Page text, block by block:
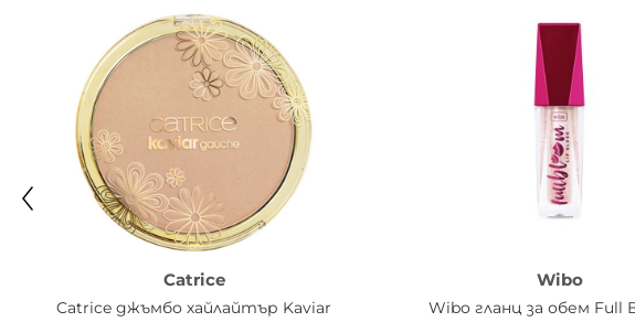
Catrice
Catrice джъмбо хайлайтър Kaviar
Wibo
Wibo гланц за обем Full